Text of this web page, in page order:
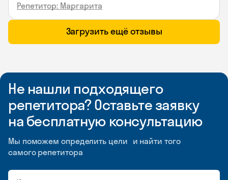
Репетитор: Маргарита
Загрузить ещё отзывы
Не нашли подходящего
репетитора? Оставьте заявку
на бесплатную консультацию
Мы поможем определить цели и найти того
самого репетитора